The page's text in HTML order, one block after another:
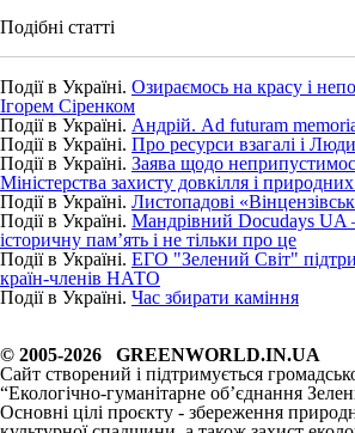
Подібні статті
Події в Україні. Озираємось на красу і
Ігорем Сіренком
Події в Україні. Андрій. Ad futuram
Події в Україні. Про ресурси взагалі і
Події в Україні. Заява щодо
Міністерства захисту довкілля і
Події в Україні. Листопадові
Події в Україні. Мандрівний Docudays UA
історичну пам’ять і не тільки про це
Події в Україні. ЕГО "Зелений Світ"
країн-членів НАТО
Події в Україні. Час збирати каміння
© 2005-2026 GREENWORLD.IN.UA
Сайт створений і підтримується
“Екологічно-гуманітарне об’єднання
Основні цілі проєкту - збереження